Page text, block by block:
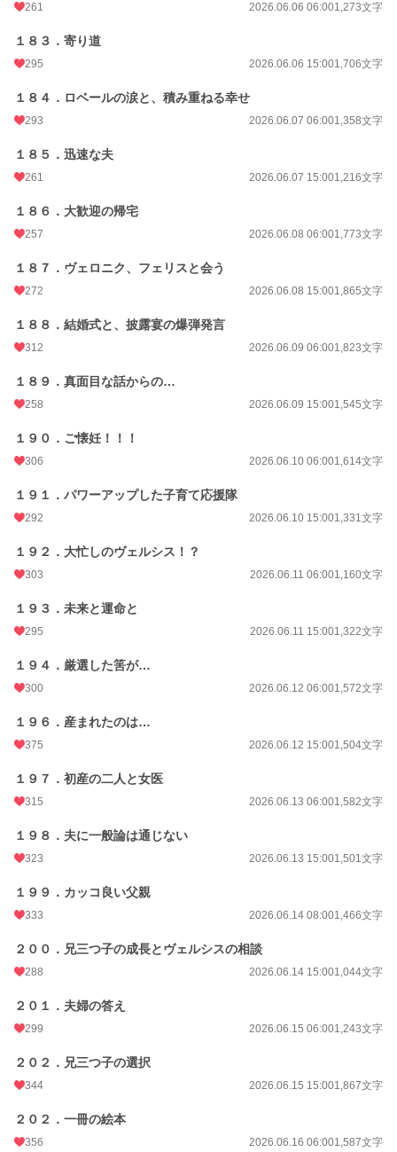
261 2026.06.06 06:001,273文字
１８３．寄り道
295 2026.06.06 15:001,706文字
１８４．ロベールの涙と、積み重ねる幸せ
293 2026.06.07 06:001,358文字
１８５．迅速な夫
261 2026.06.07 15:001,216文字
１８６．大歓迎の帰宅
257 2026.06.08 06:001,773文字
１８７．ヴェロニク、フェリスと会う
272 2026.06.08 15:001,865文字
１８８．結婚式と、披露宴の爆弾発言
312 2026.06.09 06:001,823文字
１８９．真面目な話からの…
258 2026.06.09 15:001,545文字
１９０．ご懐妊！！！
306 2026.06.10 06:001,614文字
１９１．パワーアップした子育て応援隊
292 2026.06.10 15:001,331文字
１９２．大忙しのヴェルシス！？
303 2026.06.11 06:001,160文字
１９３．未来と運命と
295 2026.06.11 15:001,322文字
１９４．厳選した筈が…
300 2026.06.12 06:001,572文字
１９６．産まれたのは…
375 2026.06.12 15:001,504文字
１９７．初産の二人と女医
315 2026.06.13 06:001,582文字
１９８．夫に一般論は通じない
323 2026.06.13 15:001,501文字
１９９．カッコ良い父親
333 2026.06.14 08:001,466文字
２００．兄三つ子の成長とヴェルシスの相談
288 2026.06.14 15:001,044文字
２０１．夫婦の答え
299 2026.06.15 06:001,243文字
２０２．兄三つ子の選択
344 2026.06.15 15:001,867文字
２０２．一冊の絵本
356 2026.06.16 06:001,587文字